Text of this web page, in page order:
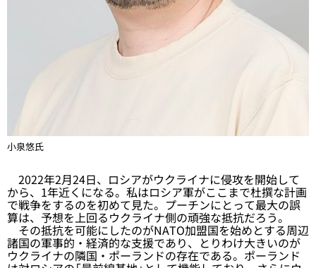
小泉悠氏
2022年2月24日、ロシアがウクライナに侵攻を開始して
から、1年近くになる。私はロシア軍がここまで杜撰な計画
で戦争をするのを初めて見た。プーチンにとって最大の誤
算は、予想を上回るウクライナ側の頑強な抵抗だろう。
その抵抗を可能にしたのがNATO加盟国を始めとする周辺
諸国の軍事的・経済的な支援であり、とりわけ大きいのが
ウクライナの隣国・ポーランドの存在である。ポーランド